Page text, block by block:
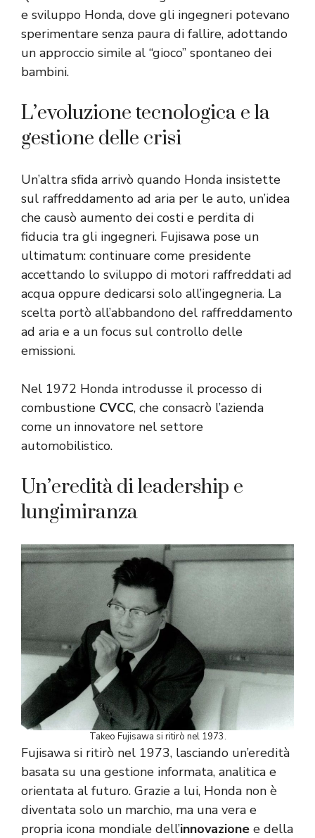
e sviluppo Honda, dove gli ingegneri potevano
sperimentare senza paura di fallire, adottando
un approccio simile al “gioco” spontaneo dei
bambini.
L’evoluzione tecnologica e la
gestione delle crisi
Un’altra sfida arrivò quando Honda insistette
sul raffreddamento ad aria per le auto, un’idea
che causò aumento dei costi e perdita di
fiducia tra gli ingegneri. Fujisawa pose un
ultimatum: continuare come presidente
accettando lo sviluppo di motori raffreddati ad
acqua oppure dedicarsi solo all’ingegneria. La
scelta portò all’abbandono del raffreddamento
ad aria e a un focus sul controllo delle
emissioni.
Nel 1972 Honda introdusse il processo di
combustione CVCC, che consacrò l’azienda
come un innovatore nel settore
automobilistico.
Un’eredità di leadership e
lungimiranza
Takeo Fujisawa si ritirò nel 1973.
Fujisawa si ritirò nel 1973, lasciando un’eredità
basata su una gestione informata, analitica e
orientata al futuro. Grazie a lui, Honda non è
diventata solo un marchio, ma una vera e
propria icona mondiale dell’innovazione e della